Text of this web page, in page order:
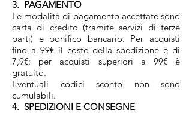
3. PAGAMENTO
Le modalità di pagamento accettate sono
carta di credito (tramite servizi di terze
parti) e bonifico bancario. Per acquisti
fino a 99€ il costo della spedizione è di
7,9€; per acquisti superiori a 99€ è
gratuito.
Eventuali codici sconto non sono
cumulabili.
4. SPEDIZIONI E CONSEGNE